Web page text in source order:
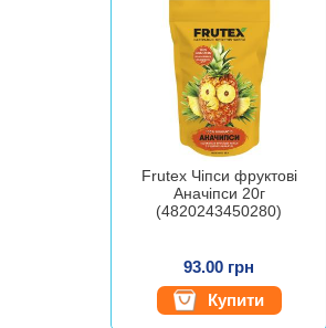
Frutex Чіпси фруктові
Аначіпси 20г
(4820243450280)
93.00 грн
Купити